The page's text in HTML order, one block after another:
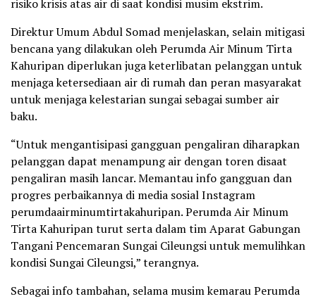
risiko krisis atas air di saat kondisi musim ekstrim.
Direktur Umum Abdul Somad menjelaskan, selain mitigasi
bencana yang dilakukan oleh Perumda Air Minum Tirta
Kahuripan diperlukan juga keterlibatan pelanggan untuk
menjaga ketersediaan air di rumah dan peran masyarakat
untuk menjaga kelestarian sungai sebagai sumber air
baku.
“Untuk mengantisipasi gangguan pengaliran diharapkan
pelanggan dapat menampung air dengan toren disaat
pengaliran masih lancar. Memantau info gangguan dan
progres perbaikannya di media sosial Instagram
perumdaairminumtirtakahuripan. Perumda Air Minum
Tirta Kahuripan turut serta dalam tim Aparat Gabungan
Tangani Pencemaran Sungai Cileungsi untuk memulihkan
kondisi Sungai Cileungsi,” terangnya.
Sebagai info tambahan, selama musim kemarau Perumda